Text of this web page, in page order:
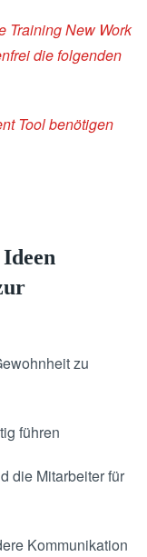
Training New Work
die folgenden
Tool benötigen
zu
führen
die Mitarbeiter für
Kommunikation